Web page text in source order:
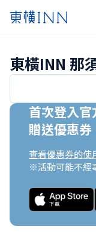
東橫INN 那
首次登入
贈送優惠券
查看優惠券的使
※活動可能不經